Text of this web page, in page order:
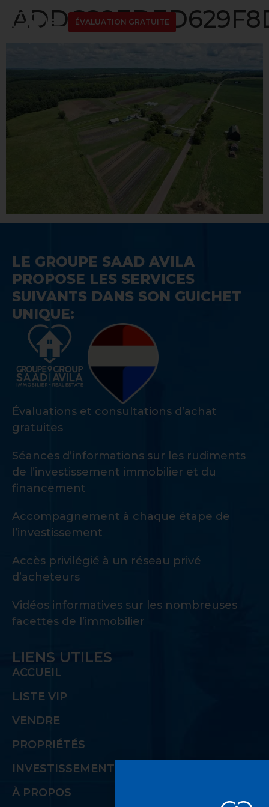
ÉVALUATION GRATUITE
LE GROUPE SAAD AVILA
PROPOSE LES SERVICES
SUIVANTS DANS SON GUICHET
UNIQUE:
Évaluations et consultations d’achat
gratuites
Séances d’informations sur les rudiments
de l’investissement immobilier et du
financement
Accompagnement à chaque étape de
l’investissement
Accès privilégié à un réseau privé
d’acheteurs
Vidéos informatives sur les nombreuses
facettes de l’immobilier
LIENS UTILES
ACCUEIL
LISTE VIP
VENDRE
PROPRIÉTÉS
INVESTISSEMENT
À PROPOS